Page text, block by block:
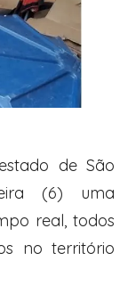
de São
(6) uma
real, todos
no território